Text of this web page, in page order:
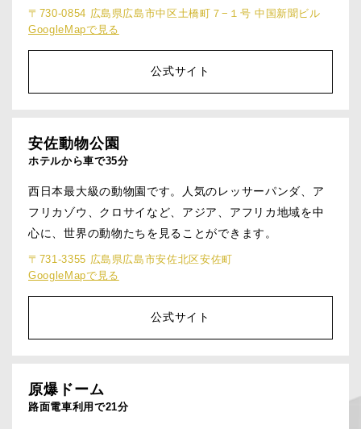
〒730-0854 広島県広島市中区土橋町７−１号 中国新聞ビル
GoogleMapで見る
公式サイト
安佐動物公園
ホテルから車で35分
西日本最大級の動物園です。人気のレッサーパンダ、ア
フリカゾウ、クロサイなど、アジア、アフリカ地域を中
心に、世界の動物たちを見ることができます。
〒731-3355 広島県広島市安佐北区安佐町
GoogleMapで見る
公式サイト
原爆ドーム
路面電車利用で21分